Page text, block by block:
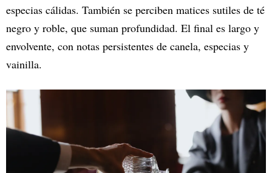
especias cálidas. También se perciben matices sutiles de té
negro y roble, que suman profundidad. El final es largo y
envolvente, con notas persistentes de canela, especias y
vainilla.